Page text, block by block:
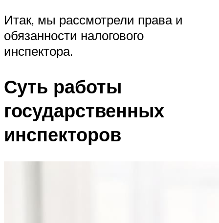
Итак, мы рассмотрели права и
обязанности налогового
инспектора.
Суть работы
государственных
инспекторов